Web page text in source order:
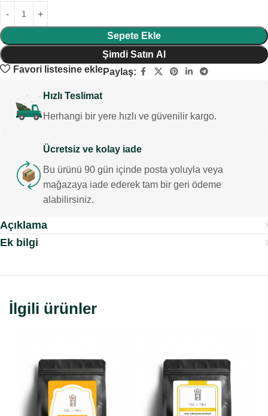
Sepete Ekle
Şimdi Satın Al
Favori listesine eklePaylaş:
Hızlı Teslimat
Herhangi bir yere hızlı ve güvenilir kargo.
Ücretsiz ve kolay iade
Bu ürünü 90 gün içinde posta yoluyla veya
mağazaya iade ederek tam bir geri ödeme
alabilirsiniz.
Açıklama
Ek bilgi
İlgili ürünler